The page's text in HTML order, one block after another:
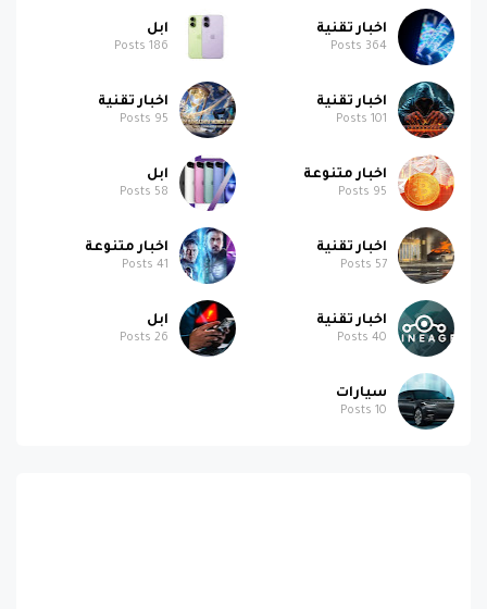
اخبار تقنية
364
ابل
186
اخبار تقنية
101
اخبار تقنية
95
اخبار متنوعة
95
ابل
58
اخبار تقنية
57
اخبار متنوعة
41
اخبار تقنية
40
ابل
26
سيارات
10